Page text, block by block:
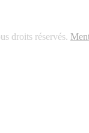
droits réservés.